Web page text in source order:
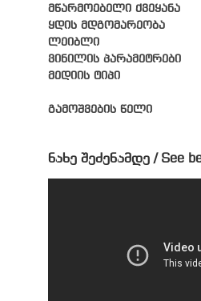
მწარმოებელი ქვეყანა
ყდის მდგომარეობა
ლეიბლი
ვინილის პარამეტრები
მედიის ტიპი
გამოშვების წელი
ნახე შეძენამდე / See